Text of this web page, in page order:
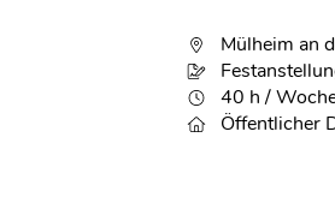
Mülheim an
40 h /
Öffentlicher